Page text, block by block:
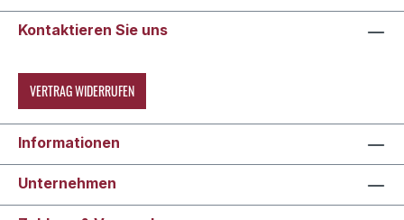
Kontaktieren Sie uns
VERTRAG WIDERRUFEN
Informationen
Unternehmen